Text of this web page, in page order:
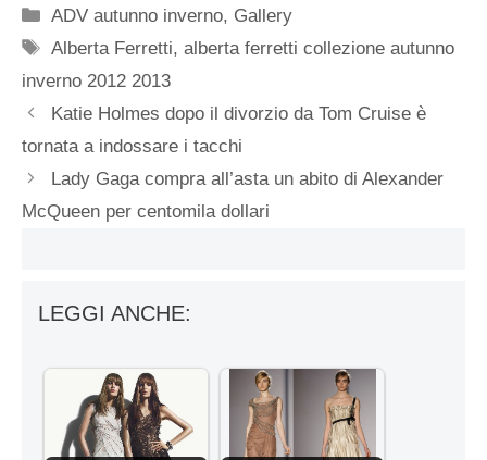
Categorie
ADV autunno inverno, Gallery
Tag
Alberta Ferretti,alberta ferretti collezione autunno
inverno 2012 2013
Katie Holmes dopo il divorzio da Tom Cruise è
tornata a indossare i tacchi
Lady Gaga compra all’asta un abito di Alexander
McQueen per centomila dollari
LEGGI ANCHE: